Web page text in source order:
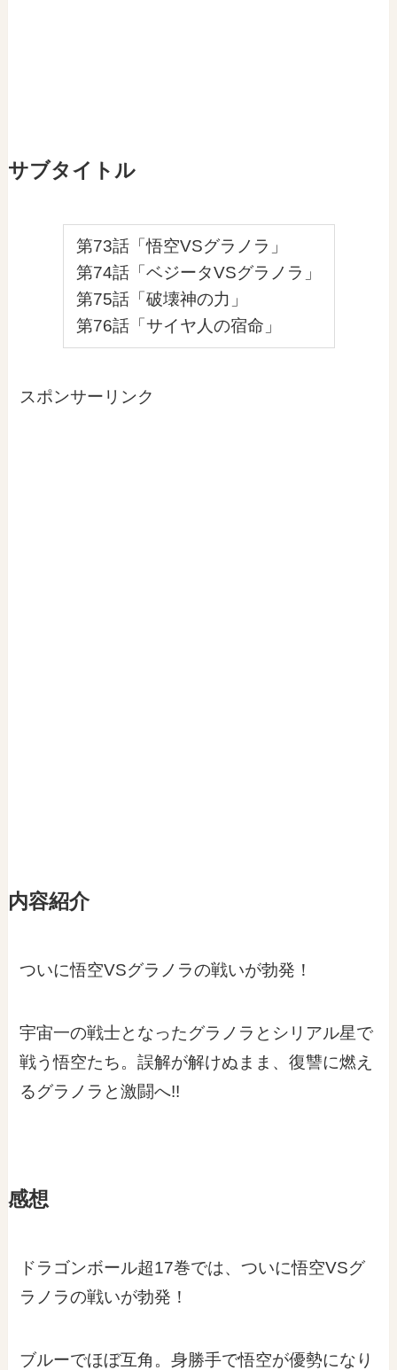
サブタイトル
第73話「悟空VSグラノラ」
第74話「ベジータVSグラノラ」
第75話「破壊神の力」
第76話「サイヤ人の宿命」
スポンサーリンク
内容紹介
ついに悟空VSグラノラの戦いが勃発！
宇宙一の戦士となったグラノラとシリアル星で
戦う悟空たち。誤解が解けぬまま、復讐に燃え
るグラノラと激闘へ!!
感想
ドラゴンボール超17巻では、ついに悟空VSグ
ラノラの戦いが勃発！
ブルーでほぼ互角。身勝手で悟空が優勢になり